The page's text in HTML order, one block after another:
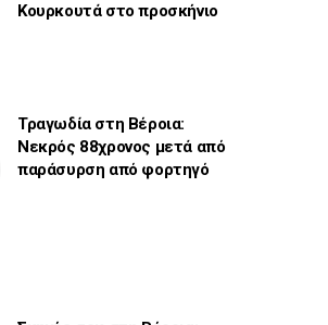
Κουρκουτά στο προσκήνιο
Τραγωδία στη Βέροια:
Νεκρός 88χρονος μετά από
παράσυρση από φορτηγό